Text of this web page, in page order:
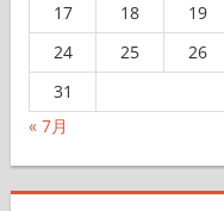
17
18 19
24
25 26
31
« 7月